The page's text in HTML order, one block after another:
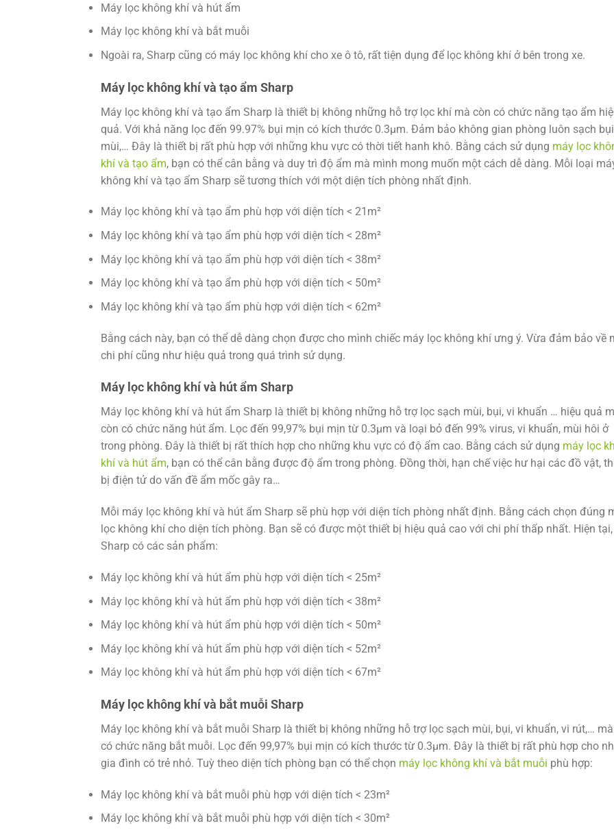
Máy lọc không khí và hút ẩm
Máy lọc không khí và bắt muỗi
Ngoài ra, Sharp cũng có máy lọc không khí cho xe ô tô, rất tiện dụng để lọc không khí ở bên trong xe.
Máy lọc không khí và tạo ẩm Sharp
Máy lọc không khí và tạo ẩm Sharp là thiết bị không những hỗ trợ lọc khí mà còn có chức năng tạo ẩm
quả. Với khả năng lọc đến 99.97% bụi mịn có kích thước 0.3µm. Đảm bảo không gian phòng luôn sạch
mùi,… Đây là thiết bị rất phù hợp với những khu vực có thời tiết hanh khô. Bằng cách sử dụng máy lọc
khí và tạo ẩm, bạn có thể cân bằng và duy trì độ ẩm mà mình mong muốn một cách dễ dàng. Mỗi loại
không khí và tạo ẩm Sharp sẽ tương thích với một diện tích phòng nhất định.
Máy lọc không khí và tạo ẩm phù hợp với diện tích < 21m²
Máy lọc không khí và tạo ẩm phù hợp với diện tích < 28m²
Máy lọc không khí và tạo ẩm phù hợp với diện tích < 38m²
Máy lọc không khí và tạo ẩm phù hợp với diện tích < 50m²
Máy lọc không khí và tạo ẩm phù hợp với diện tích < 62m²
Bằng cách này, bạn có thể dễ dàng chọn được cho mình chiếc máy lọc không khí ưng ý. Vừa đảm bảo về
chi phí cũng như hiệu quả trong quá trình sử dụng.
Máy lọc không khí và hút ẩm Sharp
Máy lọc không khí và hút ẩm Sharp là thiết bị không những hỗ trợ lọc sạch mùi, bụi, vi khuẩn … hiệu quả
còn có chức năng hút ẩm. Lọc đến 99,97% bụi mịn từ 0.3µm và loại bỏ đến 99% virus, vi khuẩn, mùi hôi ở
trong phòng. Đây là thiết bị rất thích hợp cho những khu vực có độ ẩm cao. Bằng cách sử dụng máy lọc
khí và hút ẩm, bạn có thể cân bằng được độ ẩm trong phòng. Đồng thời, hạn chế việc hư hại các đồ vật,
bị điện tử do vấn đề ẩm mốc gây ra…
Mỗi máy lọc không khí và hút ẩm Sharp sẽ phù hợp với diện tích phòng nhất định. Bằng cách chọn đúng
lọc không khí cho diện tích phòng. Bạn sẽ có được một thiết bị hiệu quả cao với chi phí thấp nhất. Hiện tại,
Sharp có các sản phẩm:
Máy lọc không khí và hút ẩm phù hợp với diện tích < 25m²
Máy lọc không khí và hút ẩm phù hợp với diện tích < 38m²
Máy lọc không khí và hút ẩm phù hợp với diện tích < 50m²
Máy lọc không khí và hút ẩm phù hợp với diện tích < 52m²
Máy lọc không khí và hút ẩm phù hợp với diện tích < 67m²
Máy lọc không khí và bắt muỗi Sharp
Máy lọc không khí và bắt muỗi Sharp là thiết bị không những hỗ trợ lọc sạch mùi, bụi, vi khuẩn, vi rút,…
có chức năng bắt muỗi. Lọc đến 99,97% bụi mịn có kích thước từ 0.3µm. Đây là thiết bị rất phù hợp cho
gia đình có trẻ nhỏ. Tuỳ theo diện tích phòng bạn có thể chọn máy lọc không khí và bắt muỗi phù hợp:
Máy lọc không khí và bắt muỗi phù hợp với diện tích < 23m²
Máy lọc không khí và bắt muỗi phù hợp với diện tích < 30m²